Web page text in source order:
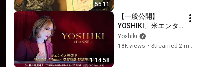
55:11
1:14:58
【一般公開】
YOSHIKI、米エンタ
メ界栄誉「Medal of
Honor」受賞へ 5月
Yoshiki
18K views •